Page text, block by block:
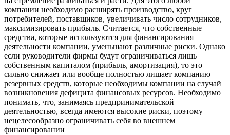
компании необходимо расширять производство, круг
потребителей, поставщиков, увеличивать число сотрудников,
максимизировать прибыль. Считается, что собственные
средства, которые используются для финансирования
деятельности компании, уменьшают различные риски. Однако
если руководители фирмы будут ограничиваться лишь
собственным капиталом (прибыль, амортизация), то это
сильно снижает или вообще полностью лишает компанию
резервных средств, которые необходимы компании на случай
возникновения дефицита финансовых ресурсов. Необходимо
понимать, что, занимаясь предпринимательской
деятельностью, всегда имеются высокие риски, поэтому
нецелесообразно ограничивать себя во внешнем
финансировании